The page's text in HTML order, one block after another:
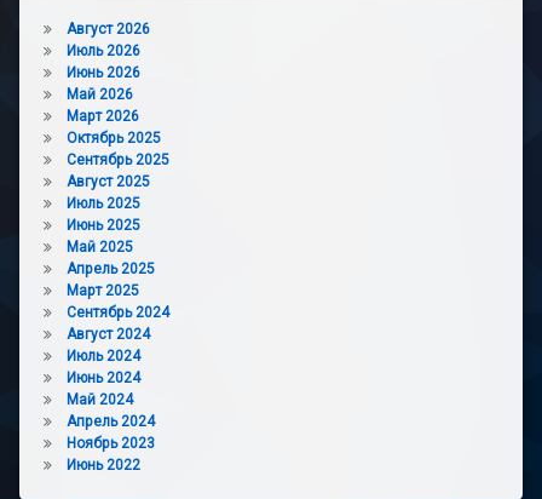
Август 2026
Июль 2026
Июнь 2026
Май 2026
Март 2026
Октябрь 2025
Сентябрь 2025
Август 2025
Июль 2025
Июнь 2025
Май 2025
Апрель 2025
Март 2025
Сентябрь 2024
Август 2024
Июль 2024
Июнь 2024
Май 2024
Апрель 2024
Ноябрь 2023
Июнь 2022